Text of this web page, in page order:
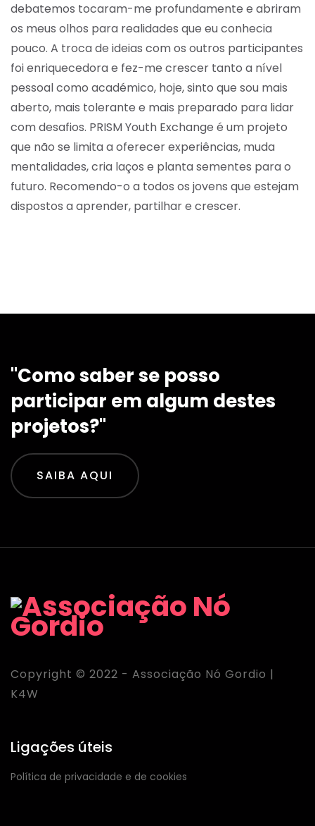
debatemos tocaram-me profundamente e abriram
os meus olhos para realidades que eu conhecia
pouco. A troca de ideias com os outros participantes
foi enriquecedora e fez-me crescer tanto a nível
pessoal como académico, hoje, sinto que sou mais
aberto, mais tolerante e mais preparado para lidar
com desafios. PRISM Youth Exchange é um projeto
que não se limita a oferecer experiências, muda
mentalidades, cria laços e planta sementes para o
futuro. Recomendo-o a todos os jovens que estejam
dispostos a aprender, partilhar e crescer.
"Como saber se posso
participar em algum destes
projetos?"
SAIBA AQUI
Copyright © 2022 - Associação Nó Gordio |
K4W
Ligações úteis
Política de privacidade e de cookies